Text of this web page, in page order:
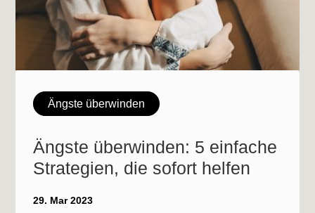
Ängste überwinden
Ängste überwinden: 5 einfache
Strategien, die sofort helfen
29. Mar 2023